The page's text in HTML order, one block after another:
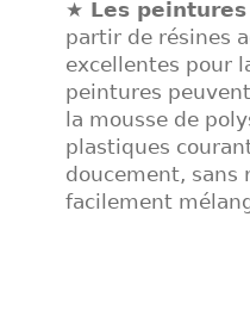
★ Les peintures
partir de résines
excellentes pour
peintures
la mousse de
plastiques
doucement, sans
facilement